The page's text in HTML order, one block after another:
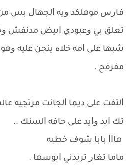
ﻓﺎﺭﺱ ﻣﻮﻫﻠﻜﺪ ﻭﻳﻪ ﺍﻟﺠﻬﺎﻝ ﺑﺲ
ﺗﻌﻠﻖ ﺑﻲ ﻭﻋﺒﻮﺩﻱ ﺍﺑﻴﺾ ﻣﺪﻧﻔﺶ
ﺷﺒﻬﺎ ﻋﻠﻰ ﺍﻣﻪ ﺧﻼﻩ ﻳﻨﺠﻦ ﻋﻠﻴﻪ
ﻣﻔﺮﻓﺢ .
ﺍﻟﺘﻔﺖ ﻋﻠﻰ ﺩﻳﻤﺎ ﺍﻟﺠﺎﻧﺖ ﻣﺮﺗﺠﻴﻪ
ﺗﻚ ﺍﻳﺪ ﻭﺍﻳﺪ ﻋﻠﻰ ﺣﺎﻓﻪ ﺍﻟﺴﻨﻚ ..
ﻫﺎﺍﺍ ﺑﺎﺑﺎ ﺷﻮﻑ ﺧﻄﻴﻪ
ﻣﺎﻣﺎ ﺗﻐﺎﺭ ﺗﺮﻳﺪﻧﻲ ﺍﺑﻮﺳﻬﺎ .